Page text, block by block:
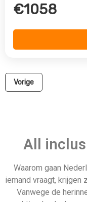
prachtige
langs
ontspannende All
auto! Rijd rond
Gardameer en zijn
zuidelijker liggen
heerlijke dagtochten
verkent, is de kans